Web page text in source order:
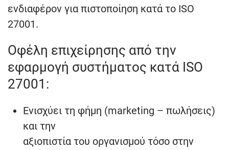
ενδιαφέρον για πιστοποίηση κατά το ISO
27001.
Οφέλη επιχείρησης από την
εφαρμογή συστήματος κατά ISO
27001:
Ενισχύει τη φήμη (marketing – πωλήσεις)
και την
αξιοπιστία του οργανισμού τόσο στην